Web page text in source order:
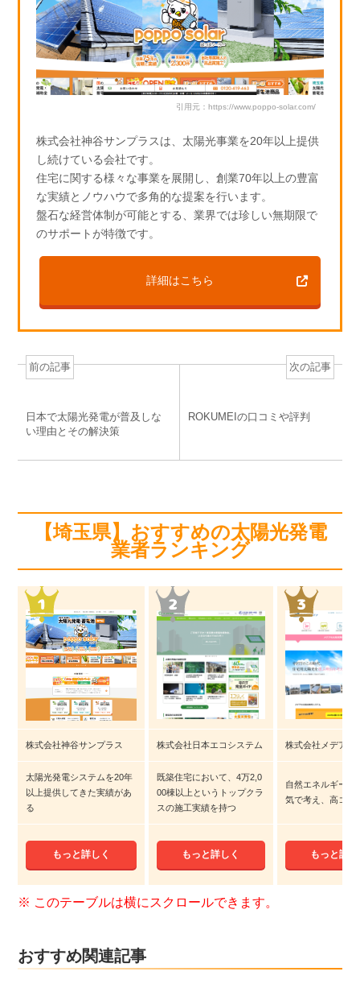
引用元：https://www.poppo-solar.com/
株式会社神谷サンプラスは、太陽光事業を20年以上提供
し続けている会社です。
住宅に関する様々な事業を展開し、創業70年以上の豊富
な実績とノウハウで多角的な提案を行います。
盤石な経営体制が可能とする、業界では珍しい無期限で
のサポートが特徴です。
詳細はこちら
前の記事
日本で太陽光発電が普及しな
い理由とその解決策
次の記事
ROKUMEIの口コミや評判
【埼玉県】おすすめの太陽光発電
業者ランキング
株式会社神谷サンプラス 株式会社日本エコシステム 株式会社メデア
太陽光発電システムを20年
以上提供してきた実績があ
る
既築住宅において、4万2,0
00棟以上というトップクラ
スの施工実績を持つ
自然エネルギーに
気で考え、高コス
もっと詳しく もっと詳しく もっと詳
おすすめ関連記事